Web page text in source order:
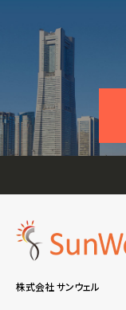
株式会社 サンウェル